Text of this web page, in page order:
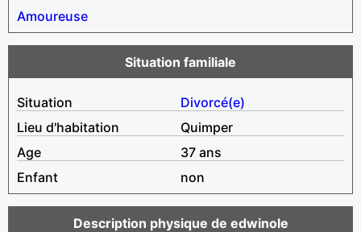
Amoureuse
Situation familiale
Situation
Divorcé(e)
Lieu d'habitation
Quimper
Age
37 ans
Enfant
non
Description physique de edwinole